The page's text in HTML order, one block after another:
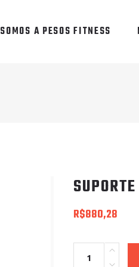
SOMOS A PESOS FITNESS
R$880,28